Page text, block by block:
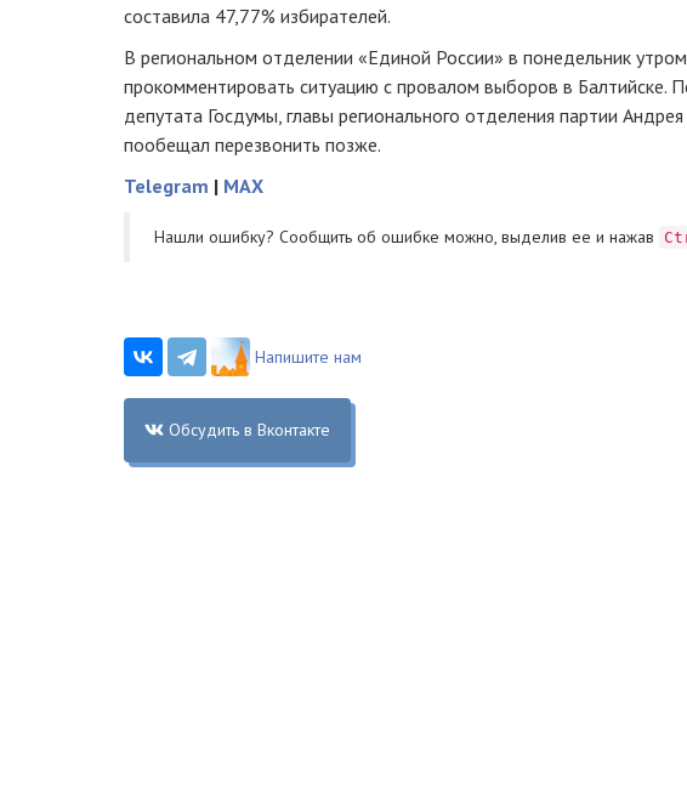
составила 47,77% избирателей.
В региональном отделении «Единой России» в понедельник
прокомментировать ситуацию с провалом выборов в Балтийске.
депутата Госдумы, главы регионального отделения партии
пообещал перезвонить позже.
Telegram | MAX
Нашли ошибку? Cообщить об ошибке можно, выделив ее и нажав
Напишите нам
Обсудить в Вконтакте